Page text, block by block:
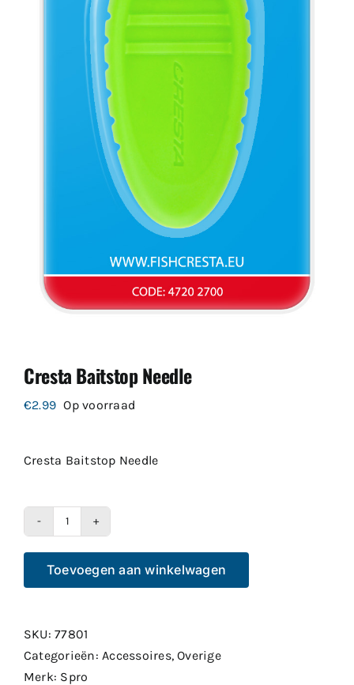
Cresta Baitstop Needle
€2.99 Op voorraad
Cresta Baitstop Needle
Baitstop
Needle
Toevoegen aan winkelwagen
SKU:77801
Categorieën:Accessoires,Overige
Merk: Spro